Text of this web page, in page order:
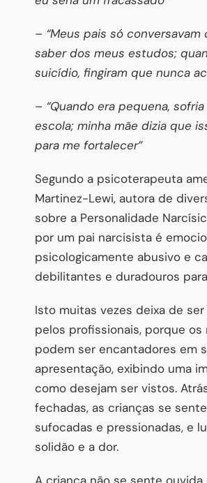
– “Meus pais só conversavam
saber dos meus estudos;
suicídio, fingiram que nunca
– “Quando era pequena,
escola; minha mãe dizia que
para me fortalecer”
Segundo a psicoterapeuta
Martinez-Lewi, autora de
sobre a Personalidade
por um pai narcisista é
psicologicamente abusivo e
debilitantes e duradouros
Isto muitas vezes deixa de
pelos profissionais, porque os
podem ser encantadores em
apresentação, exibindo uma
como desejam ser vistos.
fechadas, as crianças se
sufocadas e pressionadas, e
solidão e a dor.